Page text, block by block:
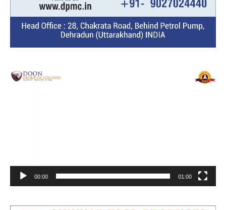
Video
Player
00:00 01:00